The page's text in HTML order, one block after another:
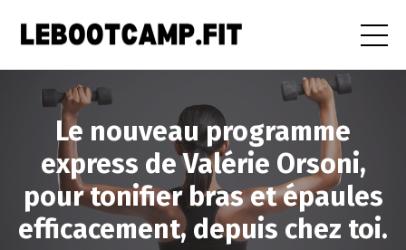
Le nouveau programme
express de Valérie Orsoni,
pour tonifier bras et épaules
efficacement, depuis chez toi.